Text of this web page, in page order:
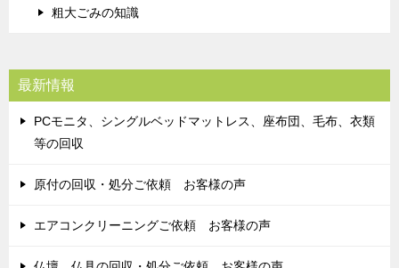
粗大ごみの知識
最新情報
PCモニタ、シングルベッドマットレス、座布団、毛布、衣類
等の回収
原付の回収・処分ご依頼 お客様の声
エアコンクリーニングご依頼 お客様の声